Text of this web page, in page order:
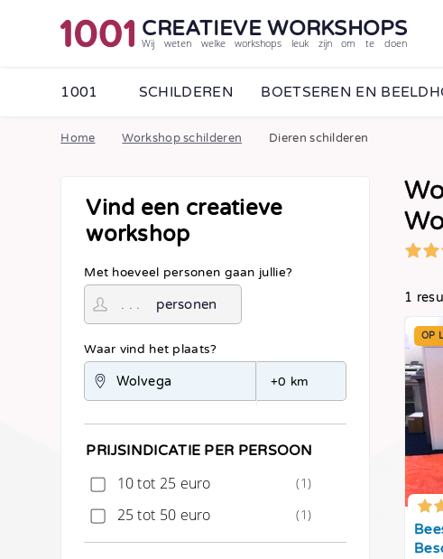
CREATIEVE WORKSHOPS
Wij weten welke workshops leuk zijn om te doen
1001 SCHILDEREN BOETSEREN EN
Home Workshop schilderen Dieren schilderen
Vind een creatieve
workshop
Met hoeveel personen gaan jullie?
personen
Waar vind het plaats?
PRIJSINDICATIE PER PERSOON
10 tot 25 euro (1)
25 tot 50 euro (1)
1
OP